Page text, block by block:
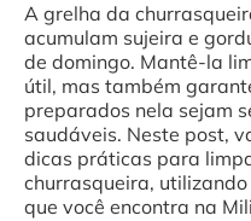
A grelha da
acumulam sujeira e
de domingo. Mantê-la
útil, mas também
preparados nela sejam
saudáveis. Neste post,
dicas práticas para
churrasqueira,
que você encontra na